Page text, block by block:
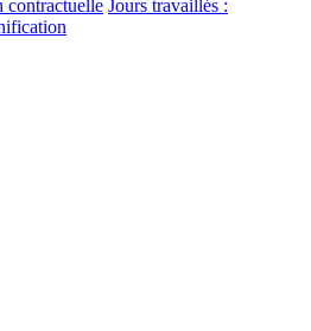
contractuelle Jours travaillés :